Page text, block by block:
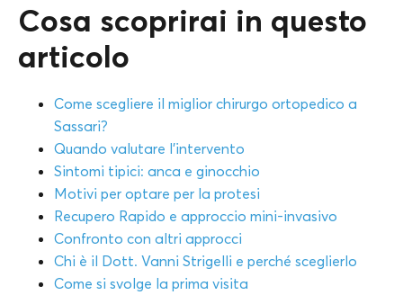
Cosa scoprirai in questo
articolo
Come scegliere il miglior chirurgo ortopedico a
Sassari?
Quando valutare l’intervento
Sintomi tipici: anca e ginocchio
Motivi per optare per la protesi
Recupero Rapido e approccio mini-invasivo
Confronto con altri approcci
Chi è il Dott. Vanni Strigelli e perché sceglierlo
Come si svolge la prima visita